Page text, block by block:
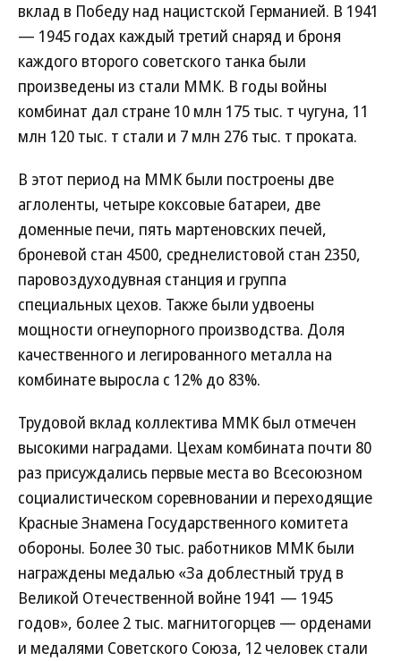
вклад в Победу над нацистской Германией. В 1941
— 1945 годах каждый третий снаряд и броня
каждого второго советского танка были
произведены из стали ММК. В годы войны
комбинат дал стране 10 млн 175 тыс. т чугуна, 11
млн 120 тыс. т стали и 7 млн 276 тыс. т проката.
В этот период на ММК были построены две
аглоленты, четыре коксовые батареи, две
доменные печи, пять мартеновских печей,
броневой стан 4500, среднелистовой стан 2350,
паровоздуходувная станция и группа
специальных цехов. Также были удвоены
мощности огнеупорного производства. Доля
качественного и легированного металла на
комбинате выросла с 12% до 83%.
Трудовой вклад коллектива ММК был отмечен
высокими наградами. Цехам комбината почти 80
раз присуждались первые места во Всесоюзном
социалистическом соревновании и переходящие
Красные Знамена Государственного комитета
обороны. Более 30 тыс. работников ММК были
награждены медалью «За доблестный труд в
Великой Отечественной войне 1941 — 1945
годов», более 2 тыс. магнитогорцев — орденами
и медалями Советского Союза, 12 человек стали